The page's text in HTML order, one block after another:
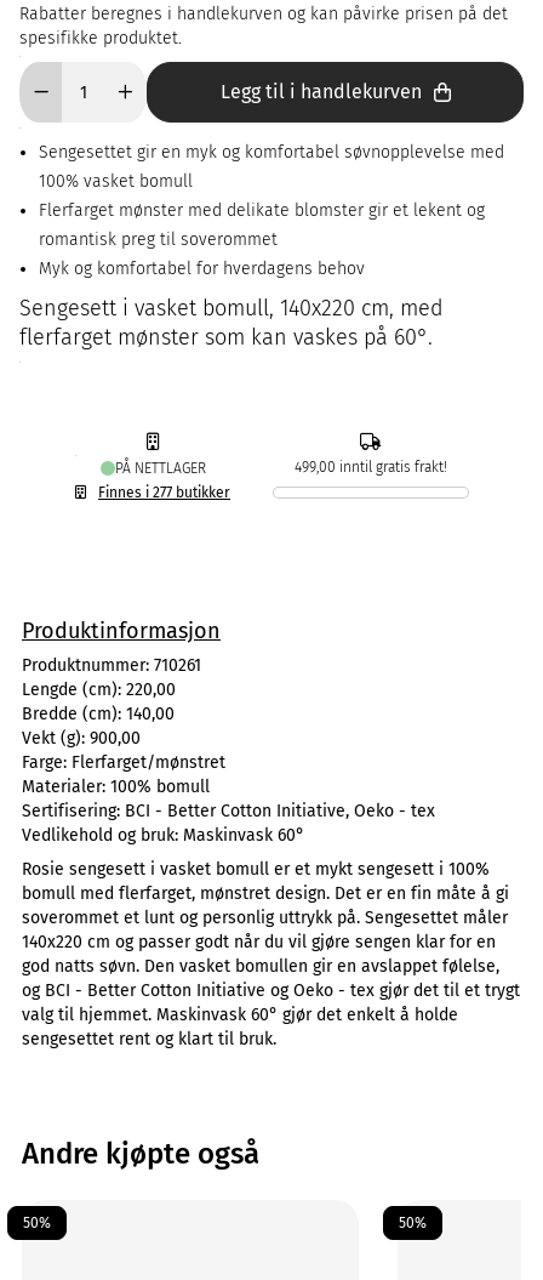
Rabatter beregnes i handlekurven og kan påvirke prisen på det
spesifikke produktet.
Legg til i handlekurven
Sengesettet gir en myk og komfortabel søvnopplevelse med
100% vasket bomull
Flerfarget mønster med delikate blomster gir et lekent og
romantisk preg til soverommet
Myk og komfortabel for hverdagens behov
Sengesett i vasket bomull, 140x220 cm, med
flerfarget mønster som kan vaskes på 60°.
PÅ NETTLAGER
Finnes i 277 butikker
499,00 inntil gratis frakt!
Produktinformasjon
Produktnummer: 710261
Lengde (cm): 220,00
Bredde (cm): 140,00
Vekt (g): 900,00
Farge: Flerfarget/mønstret
Materialer: 100% bomull
Sertifisering: BCI - Better Cotton Initiative, Oeko - tex
Vedlikehold og bruk: Maskinvask 60°
Rosie sengesett i vasket bomull er et mykt sengesett i 100%
bomull med flerfarget, mønstret design. Det er en fin måte å gi
soverommet et lunt og personlig uttrykk på. Sengesettet måler
140x220 cm og passer godt når du vil gjøre sengen klar for en
god natts søvn. Den vasket bomullen gir en avslappet følelse,
og BCI - Better Cotton Initiative og Oeko - tex gjør det til et trygt
valg til hjemmet. Maskinvask 60° gjør det enkelt å holde
sengesettet rent og klart til bruk.
Andre kjøpte også
50% 50%